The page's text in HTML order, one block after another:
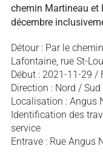
chemin Martineau et
décembre
Détour : Par le
Lafontaine, rue St-
Début : 2021-11-29 /
Direction : Nord / Sud
Localisation : Angus
Identification des
service
Entrave : Rue Angus